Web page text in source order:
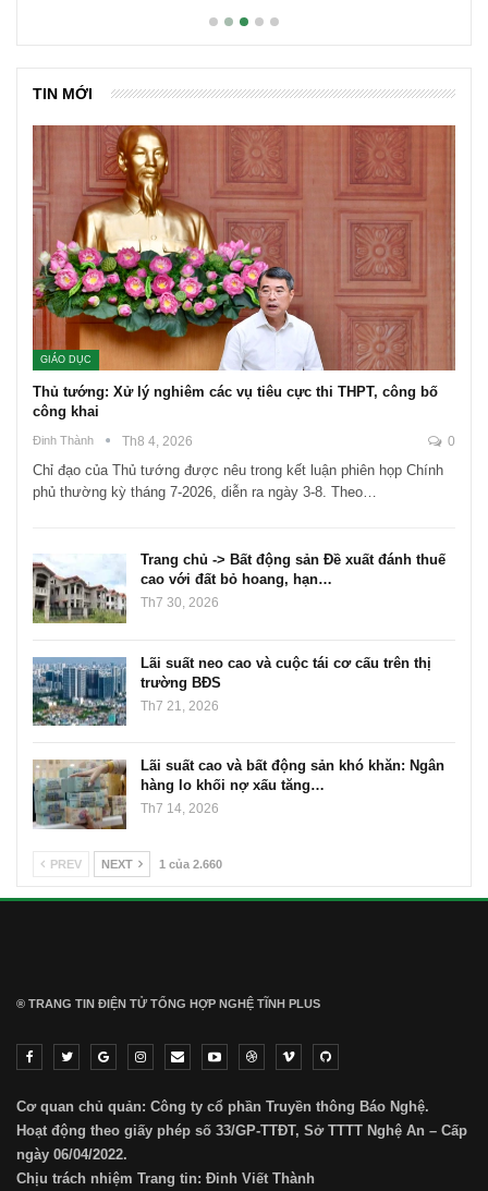
TIN MỚI
GIÁO DỤC
Thủ tướng: Xử lý nghiêm các vụ tiêu cực thi THPT, công bố
công khai
Đinh Thành Th8 4, 2026 0
Chỉ đạo của Thủ tướng được nêu trong kết luận phiên họp Chính
phủ thường kỳ tháng 7-2026, diễn ra ngày 3-8. Theo…
Trang chủ -> Bất động sản Đề xuất đánh thuế
cao với đất bỏ hoang, hạn…
Th7 30, 2026
Lãi suất neo cao và cuộc tái cơ cấu trên thị
trường BĐS
Th7 21, 2026
Lãi suất cao và bất động sản khó khăn: Ngân
hàng lo khối nợ xấu tăng…
Th7 14, 2026
PREV NEXT 1 của 2.660
® TRANG TIN ĐIỆN TỬ ТỔNG HỢP NGHỆ TĨNH PLUS
Cơ quan chủ quản: Công ty cổ phần Truyền thông Báo Nghệ.
Hoạt động theo giấy phép số 33/GP-TTĐT, Sở TTTT Nghệ An – Cấp
ngày 06/04/2022.
Chịu trách nhiệm Trang tin: Đinh Viết Thành